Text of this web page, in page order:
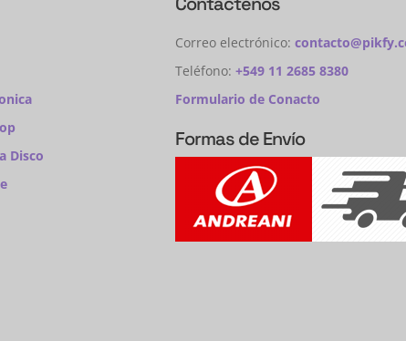
Disco
Correo electrónico:
Teléfono: +549 11 2685 8380
Formulario de Conacto
Formas de Envío